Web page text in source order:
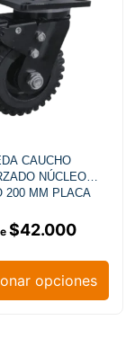
CAUCHO
NÚCLEO
200 MM PLACA
$42.000
opciones